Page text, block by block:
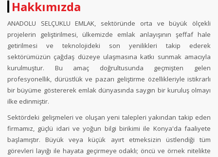
Hakkımızda
ANADOLU SELÇUKLU EMLAK, sektöründe orta ve büyük ölçekli
projelerin geliştirilmesi, ülkemizde emlak anlayışının şeffaf hale
getirilmesi ve teknolojideki son yenilikleri takip ederek
sektörümüzün çağdaş düzeye ulaşmasına katkı sunmak amacıyla
kurulmuştur. Bu amaç doğrultusunda geçmişten gelen
profesyonellik, dürüstlük ve pazarı geliştirme özellikleriyle istikrarlı
bir büyüme göstererek emlak dünyasında saygın bir kuruluş olmayı
ilke edinmiştir.
Sektördeki gelişmeleri ve oluşan yeni talepleri yakından takip eden
firmamız, güçlü idari ve yoğun bilgi birikimi ile Konya'da faaliyete
başlamıştır. Büyük veya küçük ayırt etmeksizin üstlendiği tüm
görevleri layığı ile hayata geçirmeye odaklı; öncü ve örnek nitelikte